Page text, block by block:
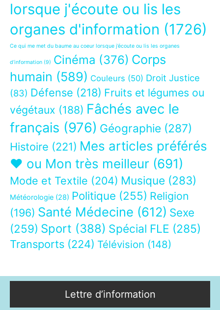
lorsque j'écoute ou lis les
organes d'information (1726)
Ce qui me met du baume au coeur lorsque j’écoute ou lis les organes
d’information (9) Cinéma (376) Corps
humain (589) Couleurs (50) Droit Justice
(83) Défense (218) Fruits et légumes ou
végétaux (188) Fâchés avec le
français (976) Géographie (287)
Histoire (221) Mes articles préférés
❤ ou Mon très meilleur (691)
Mode et Textile (204) Musique (283)
Météorologie (28) Politique (255) Religion
(196) Santé Médecine (612) Sexe
(259) Sport (388) Spécial FLE (285)
Transports (224) Télévision (148)
Lettre d’information